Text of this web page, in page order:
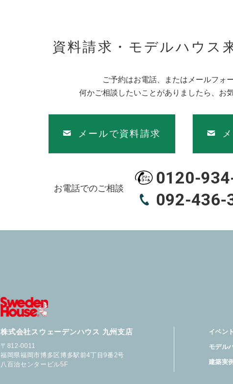
資料請求・モデルハウス
ご予約はお電話、またはメールフォ
何かご相談したいことがありましたら、お
メールで資料請求
お電話でのご相談
0120-
092-436-
株式会社スウェーデンハウス 九州支店
〒812-0011
福岡県福岡市博多区博多駅前4丁目9番2号
八百治センタービル5F
イベン
モデル
建築実例